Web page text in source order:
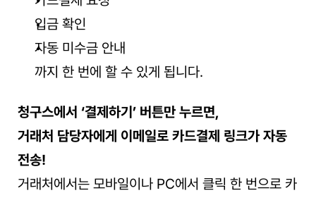
입금 확인
자동 미수금 안내
까지 한 번에 할 수 있게 됩니다.
청구스에서 ‘결제하기’ 버튼만 누르면,
거래처 담당자에게 이메일로 카드결제 링크가 자동
전송!
거래처에서는 모바일이나 PC에서 클릭 한 번으로 카